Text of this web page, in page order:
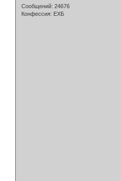
Сообщений: 24676
Конфессия: ЕХБ